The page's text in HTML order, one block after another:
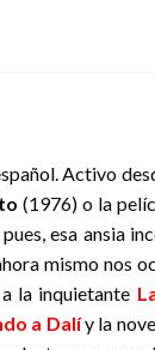
Activo
(1976) o la
esa ansia
mismo nos
la inquietante
a Dalíy la